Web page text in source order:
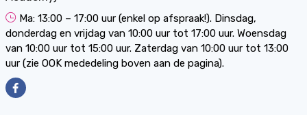
Ma: 13:00 – 17:00 uur (enkel op afspraak!). Dinsdag,
donderdag en vrijdag van 10:00 uur tot 17:00 uur. Woensdag
van 10:00 uur tot 15:00 uur. Zaterdag van 10:00 uur tot 13:00
uur (zie OOK mededeling boven aan de pagina).